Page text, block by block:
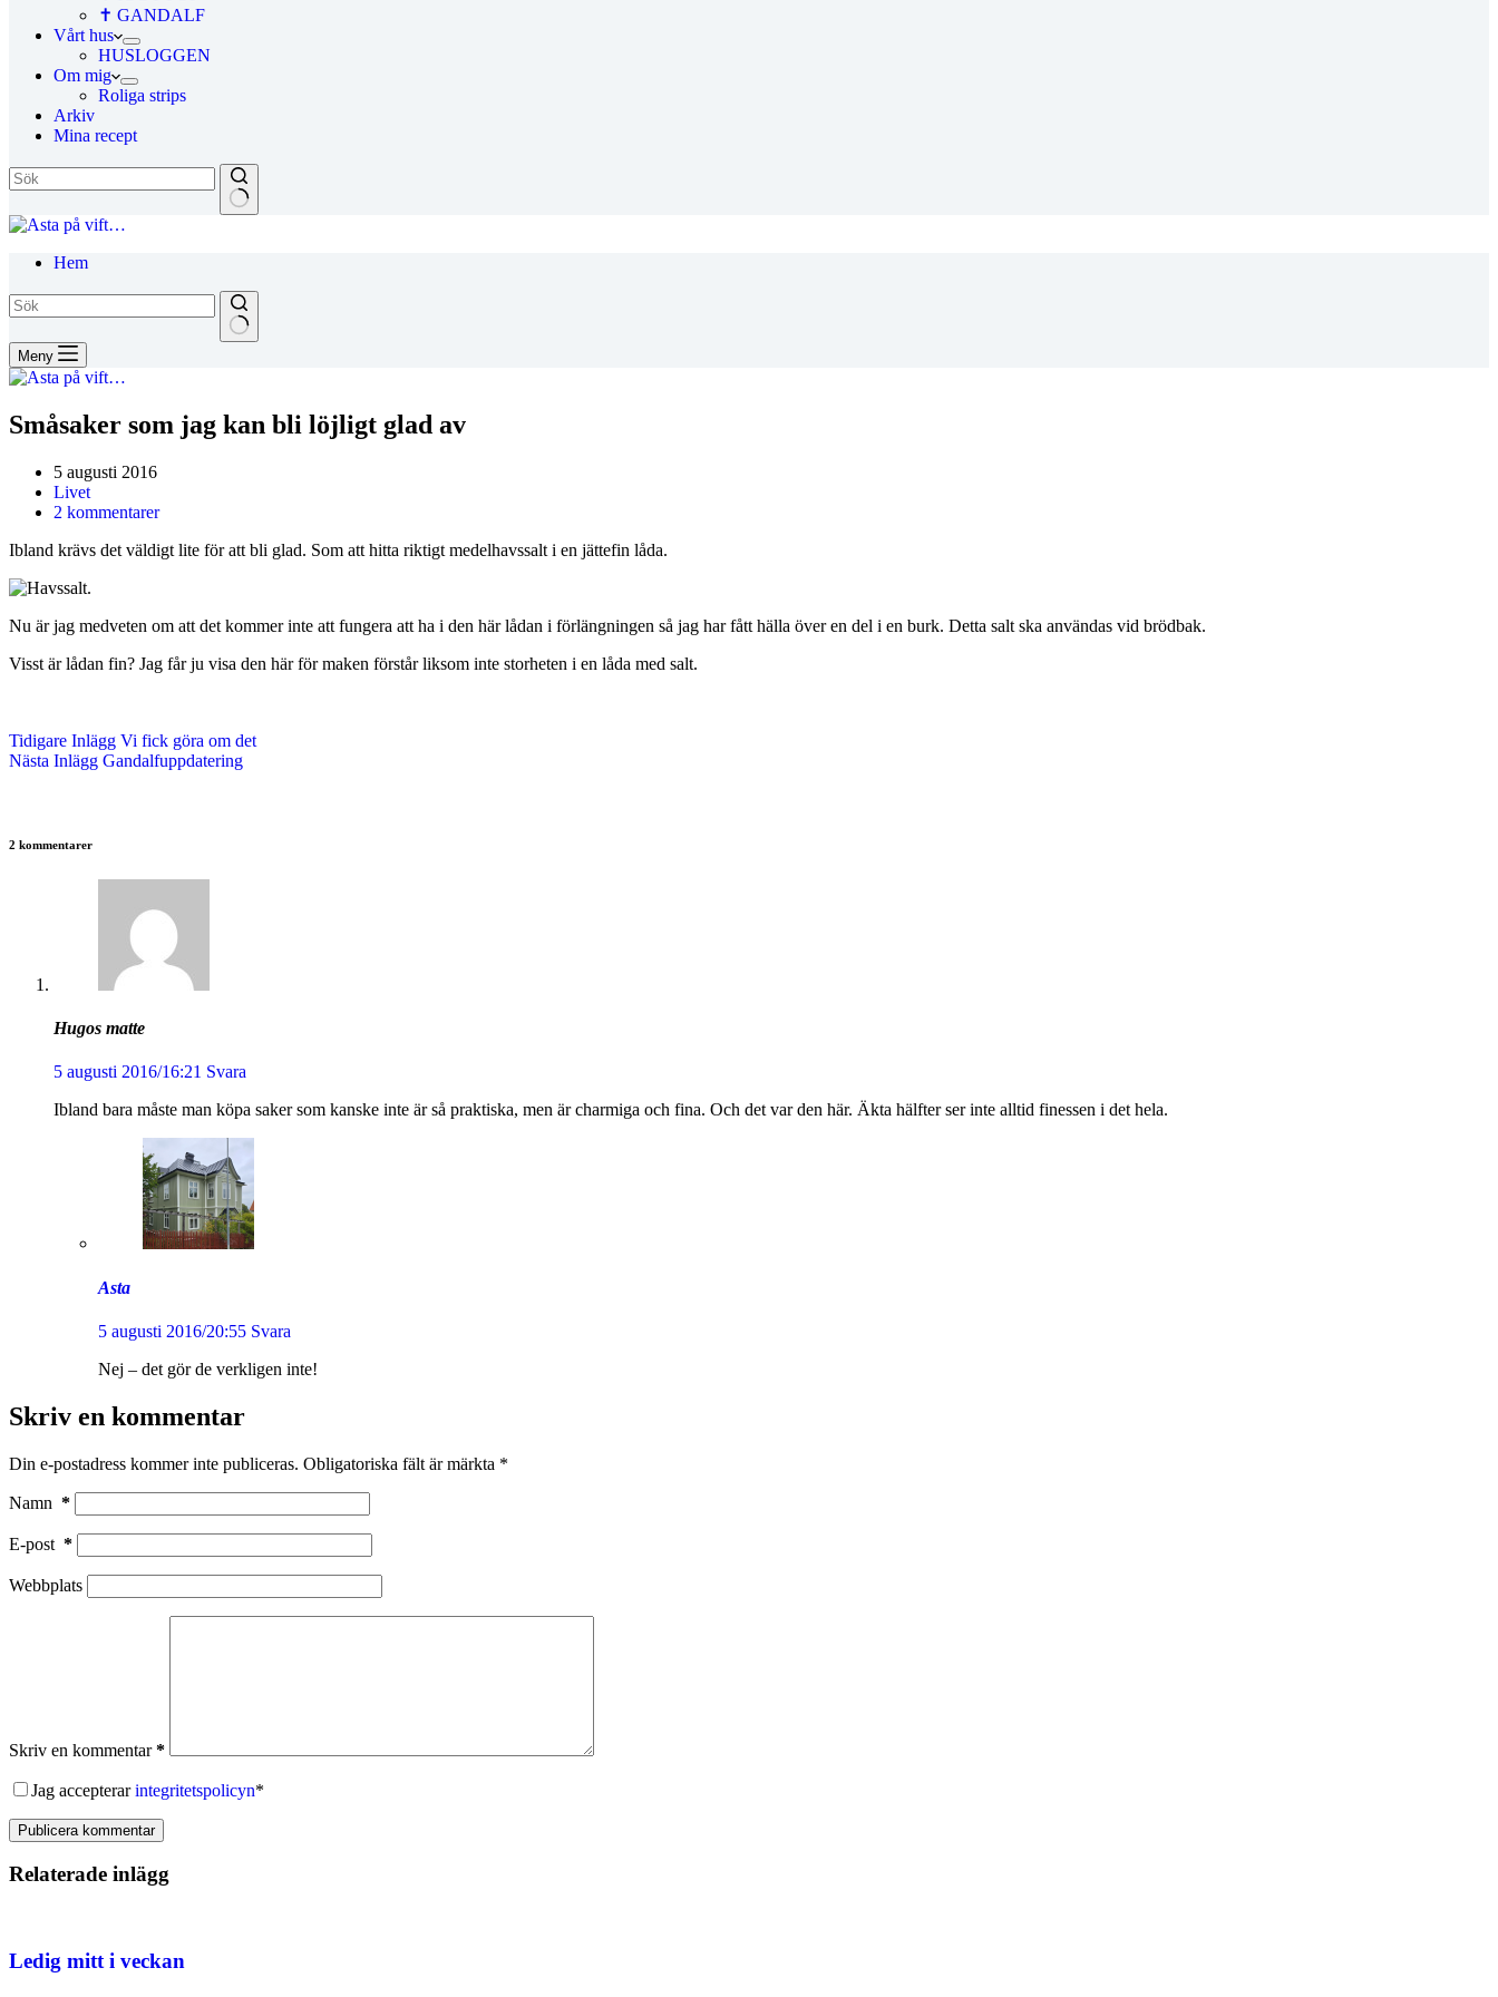
✝ GANDALF
Vårt hus
HUSLOGGEN
Om mig
Roliga strips
Arkiv
Mina recept
Hem
Meny
Småsaker som jag kan bli löjligt glad av
5 augusti 2016
Livet
2 kommentarer
Ibland krävs det väldigt lite för att bli glad. Som att hitta riktigt medelhavssalt i en jättefin låda.
Nu är jag medveten om att det kommer inte att fungera att ha i den här lådan i förlängningen så jag har fått hälla över en del i en burk. Detta salt ska användas vid brödbak.
Visst är lådan fin? Jag får ju visa den här för maken förstår liksom inte storheten i en låda med salt.
Tidigare Inlägg Vi fick göra om det
Nästa Inlägg Gandalfuppdatering
2 kommentarer
Hugos matte
5 augusti 2016/16:21 Svara
Ibland bara måste man köpa saker som kanske inte är så praktiska, men är charmiga och fina. Och det var den här. Äkta hälfter ser inte alltid finessen i det hela.
Asta
5 augusti 2016/20:55 Svara
Nej – det gör de verkligen inte!
Skriv en kommentar
Din e-postadress kommer inte publiceras. Obligatoriska fält är märkta *
Namn *
E-post *
Webbplats
Skriv en kommentar*
Jag accepterarintegritetspolicyn*
Publicera kommentar
Relaterade inlägg
Ledig mitt i veckan